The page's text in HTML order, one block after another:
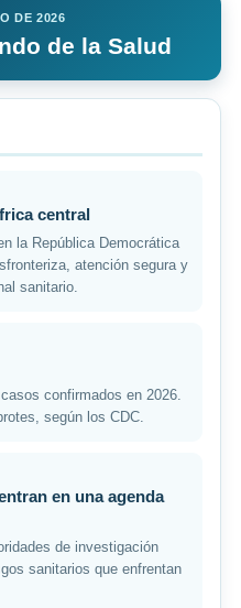
DE 2026
de la Salud
central
la República Democrática
atención segura y
sanitario.
confirmados en 2026.
según los CDC.
en una agenda
de investigación
sanitarios que enfrentan